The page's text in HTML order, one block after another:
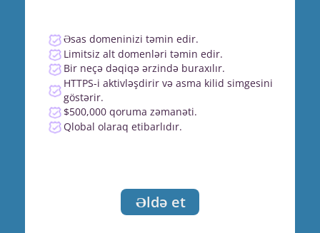
Əsas domeninizi təmin edir.
Limitsiz alt domenləri təmin edir.
Bir neçə dəqiqə ərzində buraxılır.
HTTPS-i aktivləşdirir və asma kilid simgesini
göstərir.
$500,000 qoruma zəmanəti.
Qlobal olaraq etibarlıdır.
Əldə et